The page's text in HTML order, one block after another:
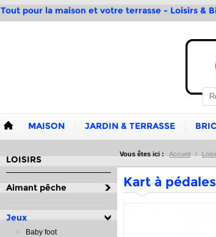
Tout pour la maison et votre terrasse - Loisirs &
MAISON JARDIN & TERRASSE
LOISIRS
Aimant pêche
Jeux
Baby foot
Vous êtes ici : Accueil /
Kart à pédales